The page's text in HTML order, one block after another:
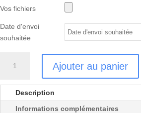
Vos fichiers
Date d'envoi
souhaitée
TRADUCTION
CONTRAT
LOCATION
Ajouter au panier
Description
Informations complémentaires